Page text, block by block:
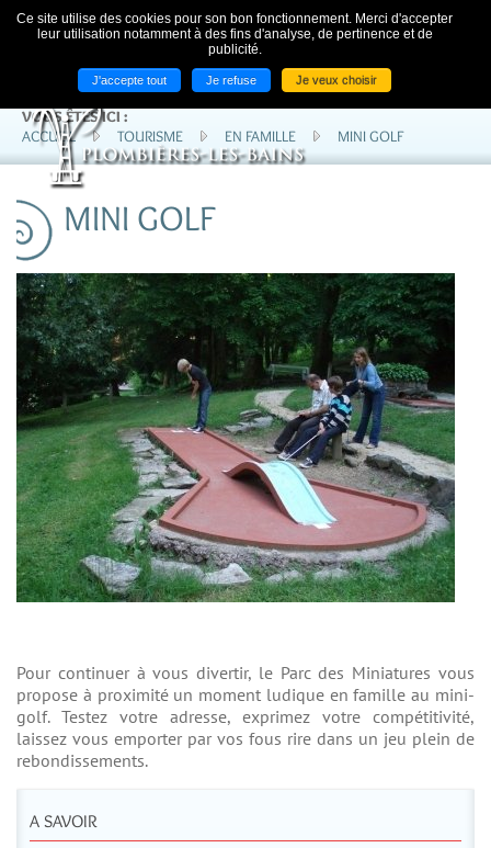
Ce site utilise des cookies pour son bon fonctionnement. Merci d'accepter
leur utilisation notamment à des fins d'analyse, de pertinence et de
publicité.
J'accepte tout Je refuse Je veux choisir
ACCUEIL NOS LIENS CONTACT
VOUS ÊTES ICI :
ACCUEIL
TOURISME EN FAMILLE MINI GOLF
MINI GOLF
Pour continuer à vous divertir, le Parc des Miniatures vous
propose à proximité un moment ludique en famille au mini-
golf. Testez votre adresse, exprimez votre compétitivité,
laissez vous emporter par vos fous rire dans un jeu plein de
rebondissements.
A SAVOIR